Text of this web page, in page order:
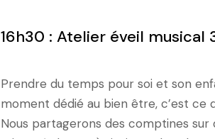
16h30 : Atelier éveil musical
Prendre du temps pour soi et son
moment dédié au bien être, c’est ce
Nous partagerons des comptines